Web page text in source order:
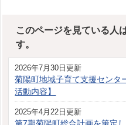
このページを見ている人
す。
2026年7月30日更新
菊陽町地域子育て支援センタ
活動内容】
2025年4月22日更新